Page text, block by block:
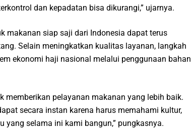
dan kepadatan bisa dikurangi,” ujarnya.
makanan siap saji dari Indonesia dapat terus
Selain meningkatkan kualitas layanan, langkah
ekonomi haji nasional melalui penggunaan bahan
memberikan pelayanan makanan yang lebih baik.
secara instan karena harus memahami kultur,
yang selama ini kami bangun,” pungkasnya.